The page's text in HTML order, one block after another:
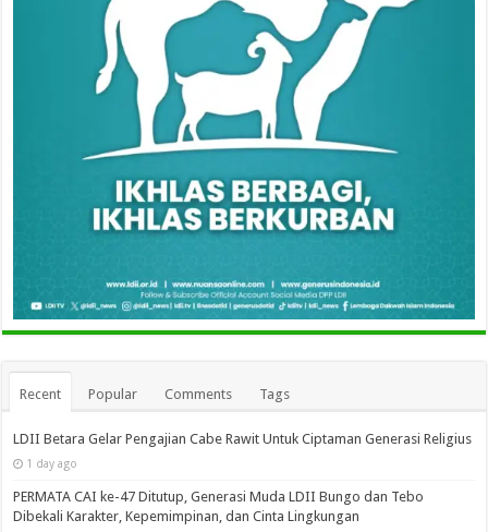
Recent Popular Comments Tags
LDII Betara Gelar Pengajian Cabe Rawit Untuk Ciptaman Generasi Religius
1 day ago
PERMATA CAI ke-47 Ditutup, Generasi Muda LDII Bungo dan Tebo
Dibekali Karakter, Kepemimpinan, dan Cinta Lingkungan